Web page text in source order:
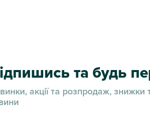
та будь
акції та розпродаж, знижки